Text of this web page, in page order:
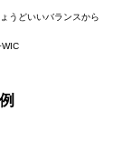
うどいいバランスから